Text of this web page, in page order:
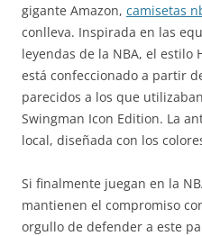
gigante Amazon, camisetas
conlleva. Inspirada en las
leyendas de la NBA, el estilo
está confeccionado a partir
parecidos a los que
Swingman Icon Edition. La
local, diseñada con los
Si finalmente juegan en la
mantienen el compromiso
orgullo de defender a este